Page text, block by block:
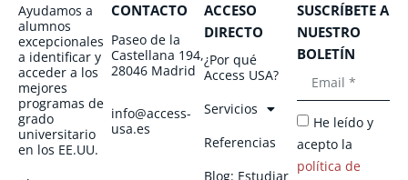
Ayudamos a
alumnos
excepcionales
a identificar y
acceder a los
mejores
programas de
grado
universitario
en los EE.UU.
CONTACTO
Paseo de la
Castellana 194,
28046 Madrid
info@access-
usa.es
ACCESO
DIRECTO
¿Por qué
Access USA?
Servicios
Referencias
Blog: Estudiar
SUSCRÍBETE A
NUESTRO
BOLETÍN
He leído y
acepto la
política de